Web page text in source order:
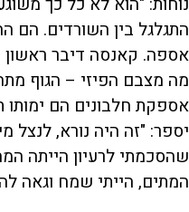
התגלגל בין השורדים. הם
אספה. קאנסה דיבר ראשון
מה מצבם הפיזי – הגוף
אספקת חלבונים הם ימותו
יספר: "זה היה נורא,
שהסכמתי לרעיון הייתה
המתים, הייתי שמח וגאה